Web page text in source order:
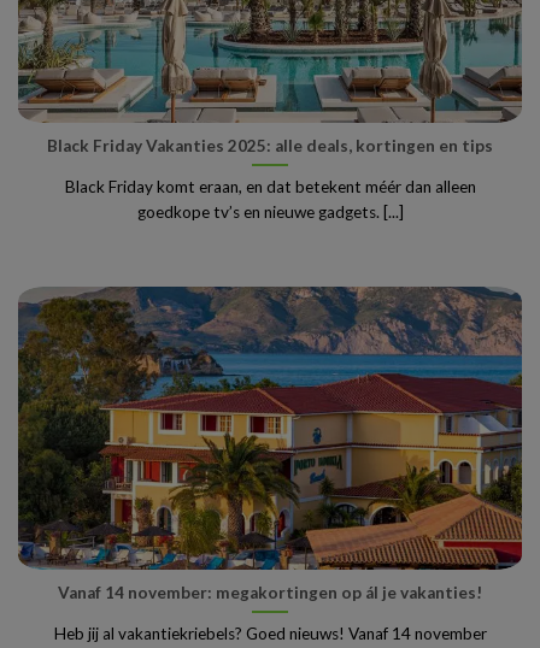
Black Friday Vakanties 2025: alle deals, kortingen en tips
Black Friday komt eraan, en dat betekent méér dan alleen
goedkope tv’s en nieuwe gadgets. [...]
Vanaf 14 november: megakortingen op ál je vakanties!
Heb jij al vakantiekriebels? Goed nieuws! Vanaf 14 november